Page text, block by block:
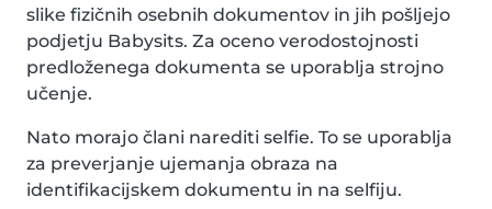
slike fizičnih osebnih dokumentov in jih pošljejo
podjetju Babysits. Za oceno verodostojnosti
predloženega dokumenta se uporablja strojno
učenje.
Nato morajo člani narediti selfie. To se uporablja
za preverjanje ujemanja obraza na
identifikacijskem dokumentu in na selfiju.